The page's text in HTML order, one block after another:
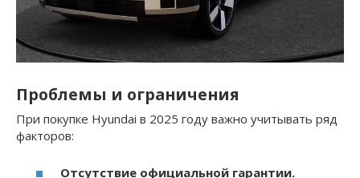
Проблемы и ограничения
При покупке Hyundai в 2025 году важно учитывать ряд
факторов:
Отсутствие официальной гарантии.